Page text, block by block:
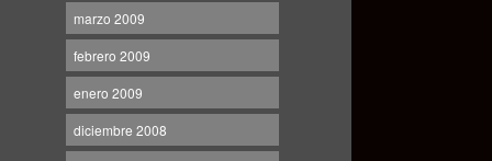
marzo 2009
febrero 2009
enero 2009
diciembre 2008